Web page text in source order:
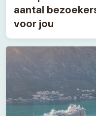
aantal
voor jou